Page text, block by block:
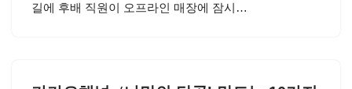
길에 후배 직원이 오프라인 매장에 잠시…